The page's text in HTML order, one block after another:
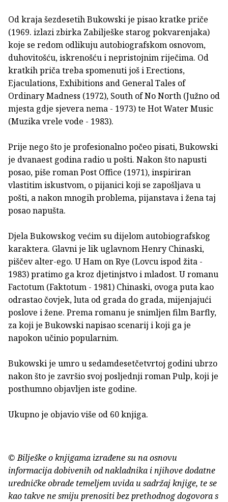
Od kraja šezdesetih Bukowski je pisao kratke priče
(1969. izlazi zbirka Zabilješke starog pokvarenjaka)
koje se redom odlikuju autobiografskom osnovom,
duhovitošću, iskrenošću i nepristojnim riječima. Od
kratkih priča treba spomenuti još i Erections,
Ejaculations, Exhibitions and General Tales of
Ordinary Madness (1972), South of No North (Južno od
mjesta gdje sjevera nema - 1973) te Hot Water Music
(Muzika vrele vode - 1983).
Prije nego što je profesionalno počeo pisati, Bukowski
je dvanaest godina radio u pošti. Nakon što napusti
posao, piše roman Post Office (1971), inspiriran
vlastitim iskustvom, o pijanici koji se zapošljava u
pošti, a nakon mnogih problema, pijanstava i žena taj
posao napušta.
Djela Bukowskog većim su dijelom autobiografskog
karaktera. Glavni je lik uglavnom Henry Chinaski,
piščev alter-ego. U Ham on Rye (Lovcu ispod žita -
1983) pratimo ga kroz djetinjstvo i mladost. U romanu
Factotum (Faktotum - 1981) Chinaski, ovoga puta kao
odrastao čovjek, luta od grada do grada, mijenjajući
poslove i žene. Prema romanu je snimljen film Barfly,
za koji je Bukowski napisao scenarij i koji ga je
napokon učinio popularnim.
Bukowski je umro u sedamdesetčetvrtoj godini ubrzo
nakon što je završio svoj posljednji roman Pulp, koji je
posthumno objavljen iste godine.
Ukupno je objavio više od 60 knjiga.
© Bilješke o knjigama izrađene su na osnovu
informacija dobivenih od nakladnika i njihove dodatne
uredničke obrade temeljem uvida u sadržaj knjige, te se
kao takve ne smiju prenositi bez prethodnog dogovora s